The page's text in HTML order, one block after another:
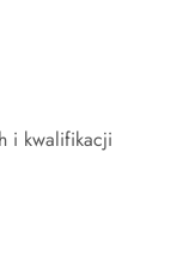
i kwalifikacji